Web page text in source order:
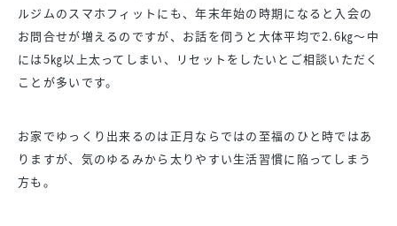
ルジムのスマホフィットにも、年末年始の時期になると入会の
お問合せが増えるのですが、お話を伺うと大体平均で2.6㎏～中
には5㎏以上太ってしまい、リセットをしたいとご相談いただく
ことが多いです。
お家でゆっくり出来るのは正月ならではの至福のひと時ではあ
りますが、気のゆるみから太りやすい生活習慣に陥ってしまう
方も。